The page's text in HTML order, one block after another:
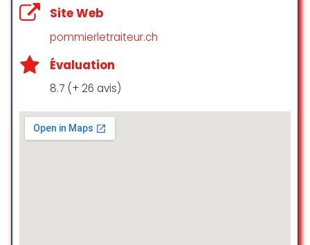
5 étoiles ⭐️ pour 5 danseuses
régalées par les saveurs et la
finesse des mets ainsi que de
l’atmosphère cosi du lieu. Service
chaleureux et impeccable. Nous
reviendrons pour sûr !
Site Web
pommierletraiteur.ch
Évaluation
8.7 (+ 26 avis)